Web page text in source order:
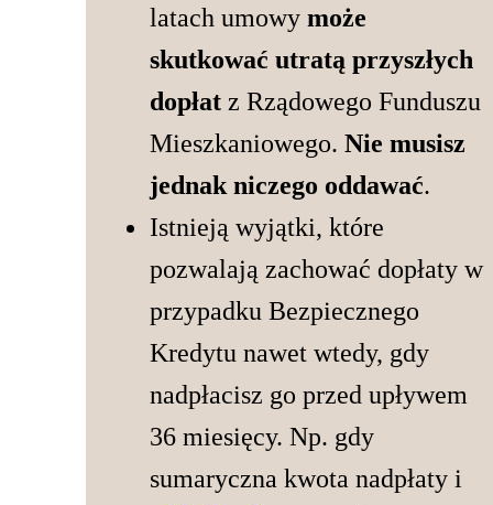
latach umowy może
skutkować utratą przyszłych
dopłatz Rządowego Funduszu
Mieszkaniowego. Nie musisz
jednak niczego oddawać.
Istnieją wyjątki, które
pozwalają zachować dopłaty w
przypadku Bezpiecznego
Kredytu nawet wtedy, gdy
nadpłacisz go przed upływem
36 miesięcy. Np. gdy
sumaryczna kwota nadpłaty i